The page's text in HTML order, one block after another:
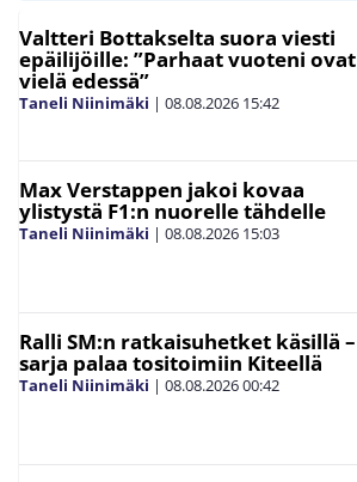
Valtteri Bottakselta suora viesti
epäilijöille: ”Parhaat vuoteni ovat
vielä edessä”
Taneli Niinimäki | 08.08.2026 15:42
Max Verstappen jakoi kovaa
ylistystä F1:n nuorelle tähdelle
Taneli Niinimäki | 08.08.2026 15:03
Ralli SM:n ratkaisuhetket käsillä –
sarja palaa tositoimiin Kiteellä
Taneli Niinimäki | 08.08.202600:42